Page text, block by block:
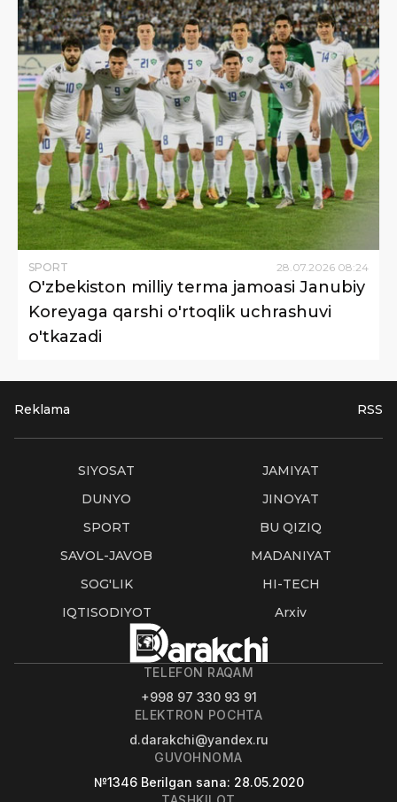
SPORT 28 07 2026 08:24
O'zbekiston milliy terma jamoasi Janubiy
Koreyaga qarshi o'rtoqlik uchrashuvi
o'tkazadi
Reklama RSS
SIYOSAT
JAMIYAT
DUNYO
JINOYAT
SPORT
BU QIZIQ
SAVOL-JAVOB
MADANIYAT
SOG'LIK
HI-TECH
IQTISODIYOT
Arxiv
TELEFON RAQAM
+998 97 330 93 91
ELEKTRON POCHTA
d.darakchi@yandex.ru
GUVOHNOMA
№1346 Berilgan sana: 28.05.2020